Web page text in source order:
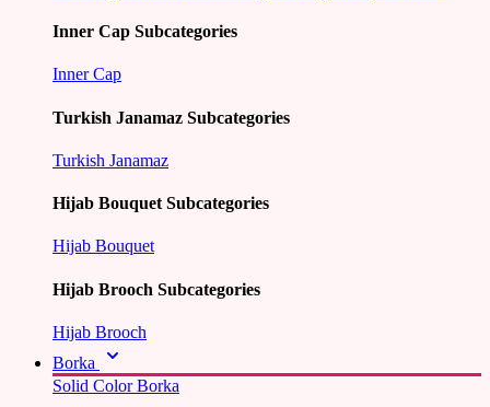
Inner Cap Subcategories
Inner Cap
Turkish Janamaz Subcategories
Turkish Janamaz
Hijab Bouquet Subcategories
Hijab Bouquet
Hijab Brooch Subcategories
Hijab Brooch
Borka
Solid Color Borka